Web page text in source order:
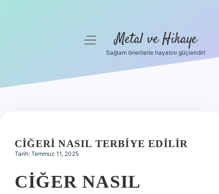
Hakkımızda
menüyüMetal ve Hikaye
Sağlam önerilerle hayatını güçlendir!
CIĞERI NASIL TERBIYE EDILIR
Tarih: Temmuz 11, 2025
CIĞER NASIL